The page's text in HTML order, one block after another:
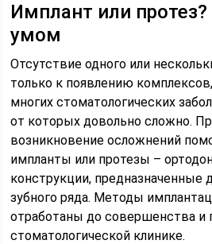
Имплант или
умом
Отсутствие одного или
только к появлению
многих стоматологических
от которых довольно сложно.
возникновение осложнений
импланты или протезы –
конструкции, предназначенные
зубного ряда. Методы
отработаны до совершенства и
стоматологической клинике.